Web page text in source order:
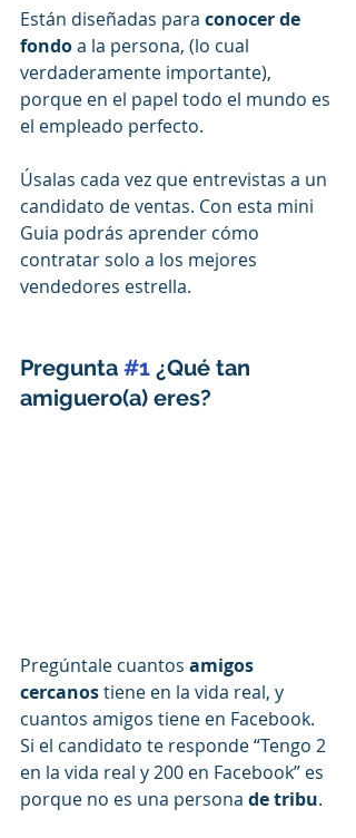
Están diseñadas para conocer de
fondo a la persona, (lo cual
verdaderamente importante),
porque en el papel todo el mundo es
el empleado perfecto.
Úsalas cada vez que entrevistas a un
candidato de ventas. Con esta mini
Guia podrás aprender cómo
contratar solo a los mejores
vendedores estrella.
Pregunta #1 ¿Qué tan
amiguero(a) eres?
Pregúntale cuantos amigos
cercanos tiene en la vida real, y
cuantos amigos tiene en Facebook.
Si el candidato te responde “Tengo 2
en la vida real y 200 en Facebook” es
porque no es una persona de tribu.